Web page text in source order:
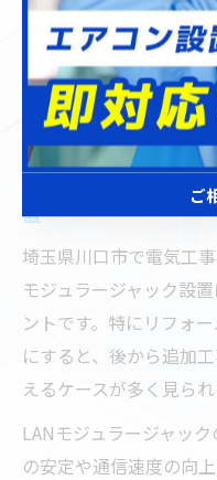
LANモジュラ
対策
電気工事で見落とし
置
埼玉県川口市で電気工
モジュラージャック設
ントです。特にリフォ
にすると、後から追加
えるケースが多く見られ
LANモジュラージャッ
の安定や通信速度の向
ご
ご